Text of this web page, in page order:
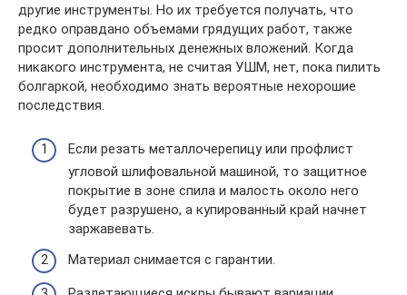
другие инструменты. Но их требуется получать, что
редко оправдано объемами грядущих работ, также
просит дополнительных денежных вложений. Когда
никакого инструмента, не считая УШМ, нет, пока пилить
болгаркой, необходимо знать вероятные нехорошие
последствия.
Если резать металлочерепицу или профлист
угловой шлифовальной машиной, то защитное
покрытие в зоне спила и малость около него
будет разрушено, а купированный край начнет
заржавевать.
Материал снимается с гарантии.